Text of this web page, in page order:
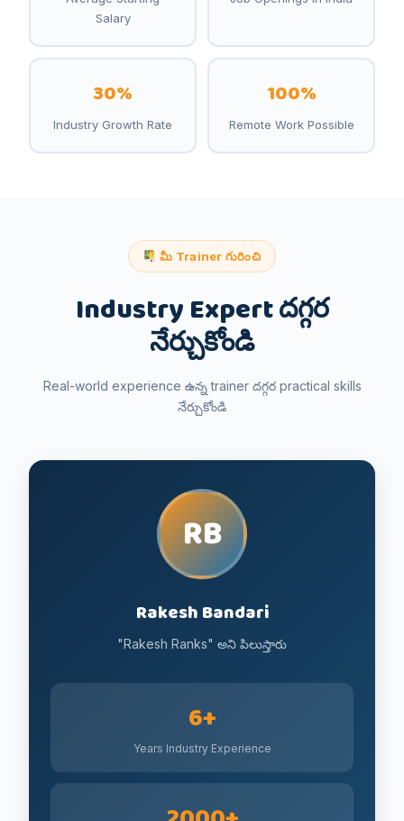
Salary
30%
Industry Growth Rate
100%
Remote Work Possible
మీ Trainer గురించి
Industry Expert దగ్గర
నేర్చుకోండి
Real-world experience ఉన్న trainer దగ్గర practical skills
నేర్చుకోండి
RB
Rakesh Bandari
"Rakesh Ranks" అని పిలుస్తారు
6+
Years Industry Experience